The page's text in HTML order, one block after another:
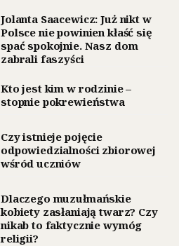
Jolanta Saacewicz: Już nikt w
Polsce nie powinien kłaść się
spać spokojnie. Nasz dom
zabrali faszyści
Kto jest kim w rodzinie –
stopnie pokrewieństwa
Czy istnieje pojęcie
odpowiedzialności zbiorowej
wśród uczniów
Dlaczego muzułmańskie
kobiety zasłaniają twarz? Czy
nikab to faktycznie wymóg
religii?